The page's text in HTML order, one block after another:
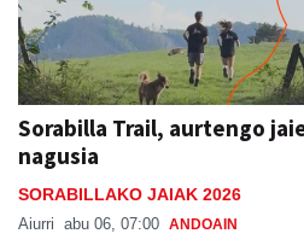
Sorabilla Trail, aurtengo
nagusia
SORABILLAKO JAIAK 2026
Aiurri abu 06, 07:00 ANDOAIN